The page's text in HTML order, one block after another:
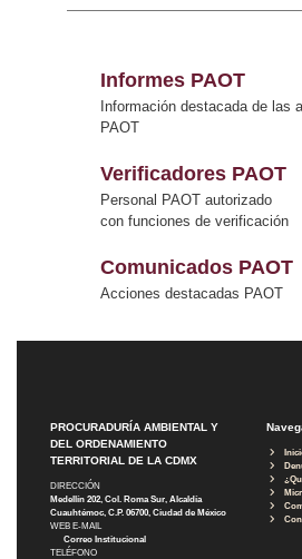
Informes PAOT
Información destacada de las
PAOT
Verificadores PAOT
Personal PAOT autorizado
con funciones de verificación
Comunicados PAOT
Acciones destacadas PAOT
PROCURADURÍA AMBIENTAL Y
DEL ORDENAMIENTO
TERRITORIAL DE LA CDMX
DIRECCIÓN
Medellín 202, Col. Roma Sur, Alcaldía
Cuauhtémoc, C.P. 06700, Ciudad de México
WEB E-MAIL
Correo Institucional
TELÉFONO